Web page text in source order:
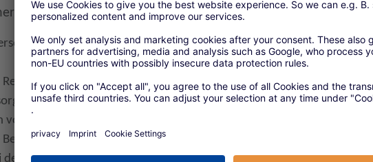
Sie sich Ihre Ansprüche in voller Höhe.
umfasst:
von der Gesetzlichen Rentenversicherung und deren Auswirkungen
eines Gesellschafter-Geschäftsführers
der Altersversorgung